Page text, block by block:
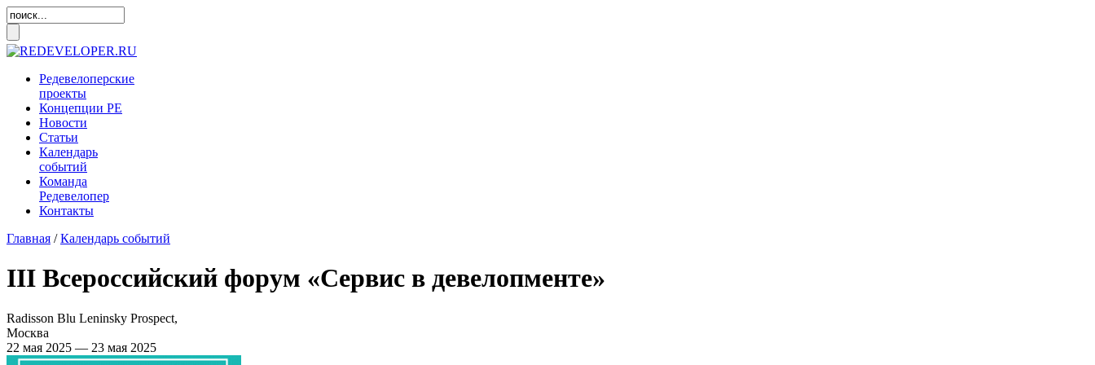
Редевелоперские
проекты
Концепции РЕ
Новости
Статьи
Календарь
событий
Команда
Редевелопер
Контакты
Главная /Календарь событий
III Всероссийский форум «Сервис в девелопменте»
Radisson Blu Leninsky Prospect,
Москва
22 мая 2025 — 23 мая 2025